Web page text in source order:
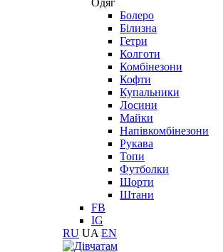
Одяг
Болеро
Білизна
Гетри
Колготи
Комбінезони
Кофти
Купальники
Лосини
Майки
Напівкомбінезони
Рукава
Топи
Футболки
Шорти
Штани
FB
IG
RU UA EN